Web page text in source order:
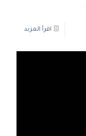
اقرأ المزيد